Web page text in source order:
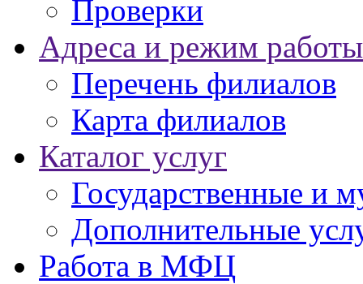
Проверки
Адреса и режим работы
Перечень филиалов
Карта филиалов
Каталог услуг
Государственные и
Дополнительные
Работа в МФЦ